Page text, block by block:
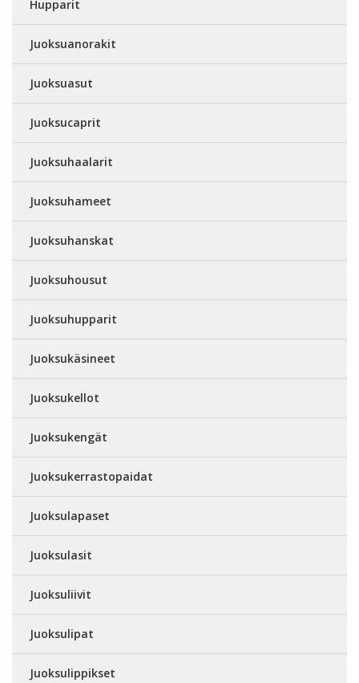
Hupparit
Juoksuanorakit
Juoksuasut
Juoksucaprit
Juoksuhaalarit
Juoksuhameet
Juoksuhanskat
Juoksuhousut
Juoksuhupparit
Juoksukäsineet
Juoksukellot
Juoksukengät
Juoksukerrastopaidat
Juoksulapaset
Juoksulasit
Juoksuliivit
Juoksulipat
Juoksulippikset